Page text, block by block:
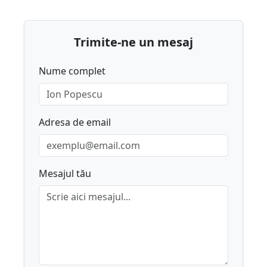
Trimite-ne un mesaj
Nume complet
Adresa de email
Mesajul tău